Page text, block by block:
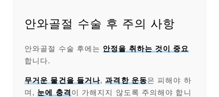
안와골절 수술 후 주의 사항
안와골절 수술 후에는 안정을 취하는 것이 중요
합니다.
무거운 물건을 들거나,과격한 운동은 피해야 하
며, 눈에 충격 이 가해지지 않도록 주의해야 합니